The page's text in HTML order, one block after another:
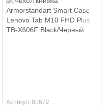
Артикул: 81672